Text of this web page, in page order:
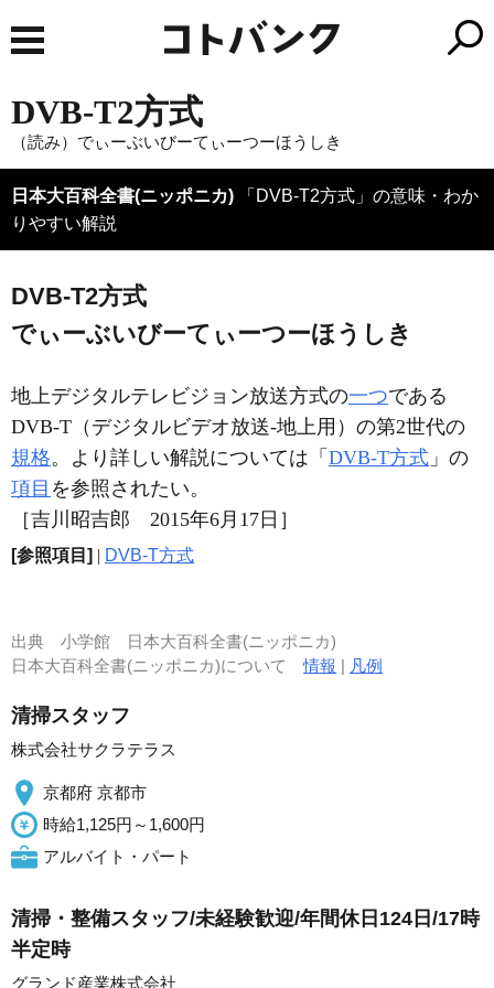
DVB-T2方式
（読み）でぃーぶいびーてぃーつーほうしき
日本大百科全書(ニッポニカ) 「DVB-T2方式」の意味・わか
りやすい解説
DVB-T2方式
でぃーぶいびーてぃーつーほうしき
地上デジタルテレビジョン放送方式の一つである
DVB-T（デジタルビデオ放送‐地上用）の第2世代の
規格。より詳しい解説については「 DVB-T方式 」の
項目 を参照されたい。
［吉川昭吉郎 2015年6月17日］
[参照項目] | DVB-T方式
出典 小学館 日本大百科全書(ニッポニカ)
日本大百科全書(ニッポニカ)について情報 | 凡例
清掃スタッフ
株式会社サクラテラス
京都府 京都市
時給1,125円～1,600円
アルバイト・パート
清掃・整備スタッフ/未経験歓迎/年間休日124日/17時
半定時
グランド産業株式会社